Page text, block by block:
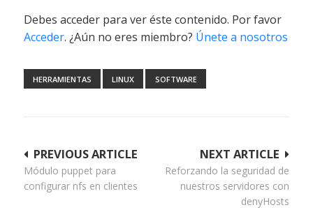
Debes acceder para ver éste contenido. Por favor
Acceder. ¿Aún no eres miembro? Únete a nosotros
HERRAMIENTAS LINUX SOFTWARE
Navegación
de
NEXT ARTICLE
Reforzando la seguridad de
nuestros servidores con
denyHosts
PREVIOUS ARTICLE
Módulo puppet para
configurar nfs en clientes